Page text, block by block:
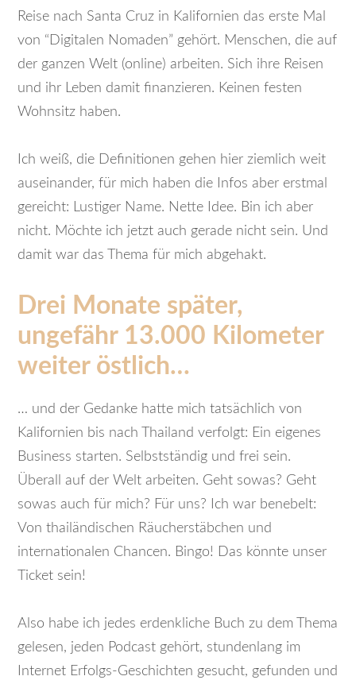
Reise nach Santa Cruz in Kalifornien das erste Mal
von “Digitalen Nomaden” gehört. Menschen, die auf
der ganzen Welt (online) arbeiten. Sich ihre Reisen
und ihr Leben damit finanzieren. Keinen festen
Wohnsitz haben.
Ich weiß, die Definitionen gehen hier ziemlich weit
auseinander, für mich haben die Infos aber erstmal
gereicht: Lustiger Name. Nette Idee. Bin ich aber
nicht. Möchte ich jetzt auch gerade nicht sein. Und
damit war das Thema für mich abgehakt.
Drei Monate später,
ungefähr 13.000 Kilometer
weiter östlich…
… und der Gedanke hatte mich tatsächlich von
Kalifornien bis nach Thailand verfolgt: Ein eigenes
Business starten. Selbstständig und frei sein.
Überall auf der Welt arbeiten. Geht sowas? Geht
sowas auch für mich? Für uns? Ich war benebelt:
Von thailändischen Räucherstäbchen und
internationalen Chancen. Bingo! Das könnte unser
Ticket sein!
Also habe ich jedes erdenkliche Buch zu dem Thema
gelesen, jeden Podcast gehört, stundenlang im
Internet Erfolgs-Geschichten gesucht, gefunden und